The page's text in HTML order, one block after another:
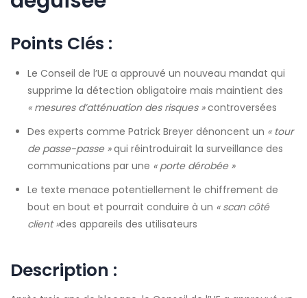
Points Clés :
Le Conseil de l’UE a approuvé un nouveau mandat qui
supprime la détection obligatoire mais maintient des
« mesures d’atténuation des risques »controversées
Des experts comme Patrick Breyer dénoncent un « tour
de passe-passe »qui réintroduirait la surveillance des
communications par une « porte dérobée »
Le texte menace potentiellement le chiffrement de
bout en bout et pourrait conduire à un « scan côté
client »des appareils des utilisateurs
Description :